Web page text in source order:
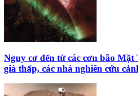
Nguy cơ đến từ các cơn bão
giá thấp, các nhà nghiên cứu